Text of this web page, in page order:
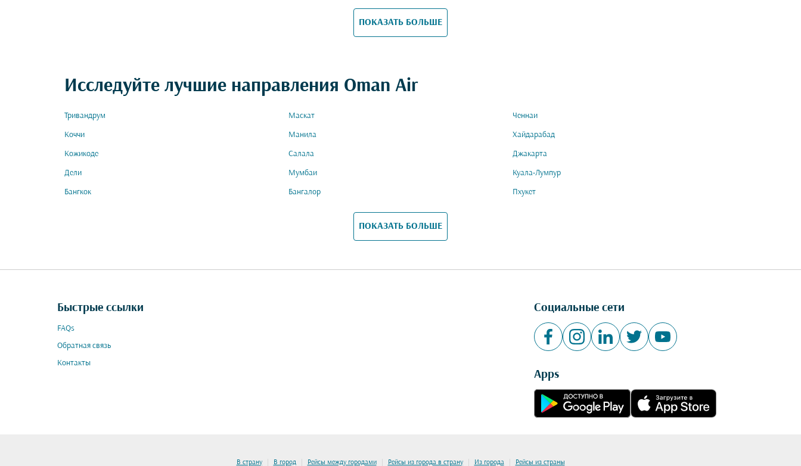
ПОКАЗАТЬ БОЛЬШЕ
Исследуйте лучшие направления Oman Air
Тривандрум Маскат Ченнаи
Коччи Манила Хайдарабад
Кожикоде Салала Джакарта
Дели Мумбаи Куала-Лумпур
Бангкок Бангалор Пхукет
ПОКАЗАТЬ БОЛЬШЕ
Быстрые ссылки
FAQs
Обратная связь
Контакты
Социальные сети
Apps
В страну | В город | Рейсы между городами | Рейсы из города в страну | Из города | Рейсы из страны